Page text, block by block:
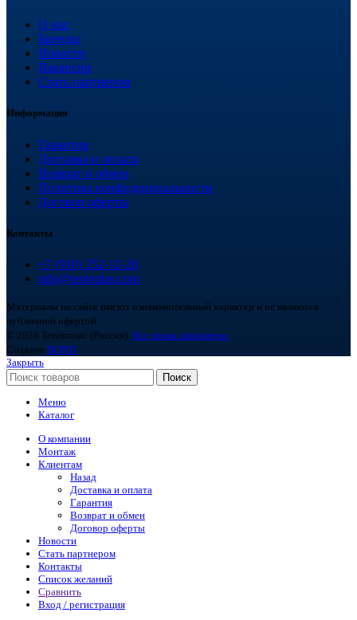
О нас
Бренды
Новости
Вакансии
Стать партнером
Информация
Гарантия
Доставка и оплата
Возврат и обмен
Политика конфиденциальности
Договор оферты
Контакты
+7 (918) 252-12-26
info@teploplas.com
Материалы на сайте имеют ознакомительный характер и не являются
публичной офертой.
© 2026 Теплоплас (Россия). Все права защищены.
Создано BOND
Закрыть
Поиск
Меню
Каталог
О компании
Монтаж
Клиентам
Назад
Доставка и оплата
Гарантия
Возврат и обмен
Договор оферты
Новости
Стать партнером
Контакты
Список желаний
Сравнить
Вход / регистрация